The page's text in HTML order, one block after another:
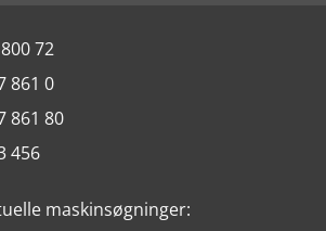
72
861 0
861 80
456
maskinsøgninger: